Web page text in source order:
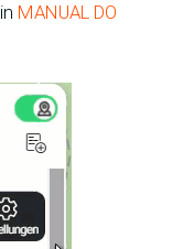
in MANUAL DO